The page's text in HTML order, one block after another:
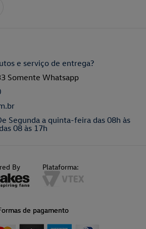
e serviço de entrega?
Somente Whatsapp
Segunda a quinta-feira das 08h às
08 às 17h
By Plataforma:
de pagamento